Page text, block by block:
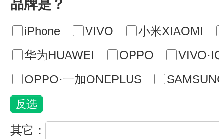
品牌是？
iPhone VIVO
小米XIAOMI
华为HUAWEI
OPPO
OPPO·一加ONEPLUS
其它：